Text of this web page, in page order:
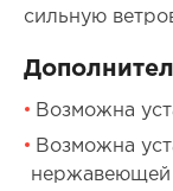
сильную
Возможна
Возможна
нержавеющей